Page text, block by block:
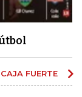
FUERTE